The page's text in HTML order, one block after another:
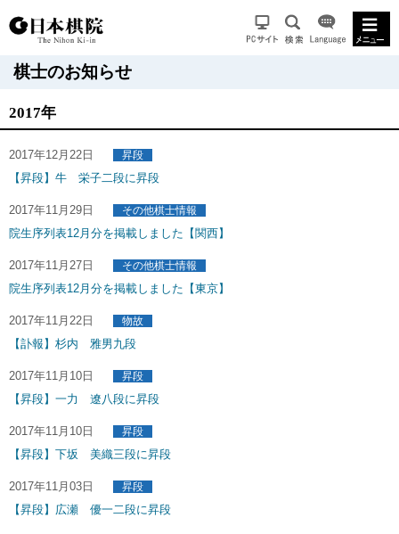
棋士のお知らせ
2017年
2017年12月22日 昇段
【昇段】牛 栄子二段に昇段
2017年11月29日 その他棋士情報
院生序列表12月分を掲載しました【関西】
2017年11月27日 その他棋士情報
院生序列表12月分を掲載しました【東京】
2017年11月22日 物故
【訃報】杉内 雅男九段
2017年11月10日 昇段
【昇段】一力 遼八段に昇段
2017年11月10日 昇段
【昇段】下坂 美織三段に昇段
2017年11月03日 昇段
【昇段】広瀬 優一二段に昇段